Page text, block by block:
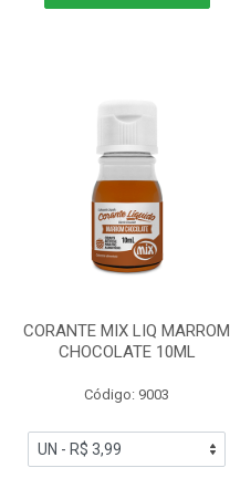
CORANTE MIX LIQ MARROM
CHOCOLATE 10ML
Código: 9003